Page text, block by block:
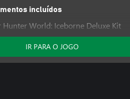
incluídos
Hunter World: Iceborne Deluxe Kit
Hunter World: Iceborne
IR PARA O JOGO